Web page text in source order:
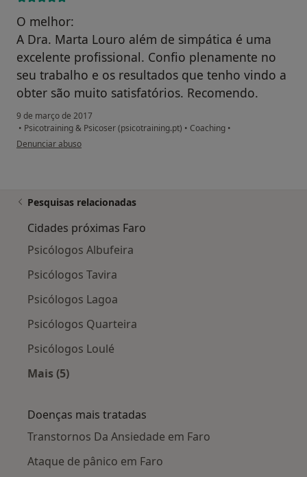
O melhor:
A Dra. Marta Louro além de simpática é uma
excelente profissional. Confio plenamente no
seu trabalho e os resultados que tenho vindo a
obter são muito satisfatórios. Recomendo.
9 de março de 2017
• Psicotraining & Psicoser (psicotraining.pt) • Coaching •
na opinião do utilizador paciente anônimo
Denunciar abuso
Pesquisas relacionadas
Cidades próximas Faro
Psicólogos Albufeira
Psicólogos Tavira
Psicólogos Lagoa
Psicólogos Quarteira
Psicólogos Loulé
Mais (5)
Doenças mais tratadas
Transtornos Da Ansiedade em Faro
Ataque de pânico em Faro